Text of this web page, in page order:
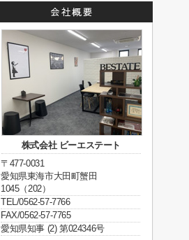
株式会社 ビーエステート
〒477-0031
愛知県東海市大田町蟹田
1045（202）
TEL/0562-57-7766
FAX/0562-57-7765
愛知県知事 (2) 第024346号